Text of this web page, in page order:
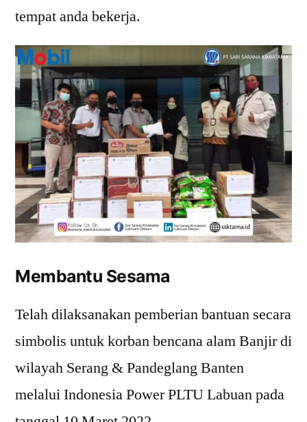
tempat anda bekerja.
Membantu Sesama
Telah dilaksanakan pemberian bantuan secara
simbolis untuk korban bencana alam Banjir di
wilayah Serang & Pandeglang Banten
melalui Indonesia Power PLTU Labuan pada